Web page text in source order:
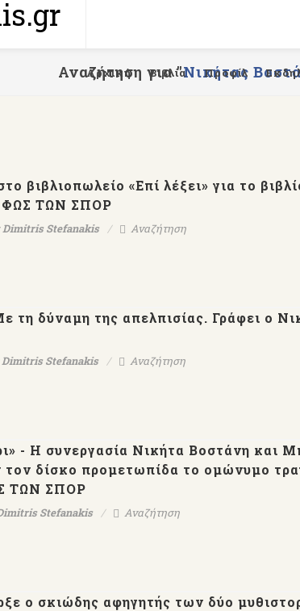
Αρχική Βιβλία Προφίλ
Αναζήτηση για "Νικήτας
βιβλιοπωλείο «Επί λέξει» για το
ΦΩΣ ΤΩΝ ΣΠΟΡ
Dimitris Stefanakis Αναζήτηση
τη δύναμη της απελπισίας. Γράφει ο
Dimitris Stefanakis Αναζήτηση
- Η συνεργασία Νικήτα Βοστάνη και
τον δίσκο προμετωπίδα το ομώνυμο
ΤΩΝ ΣΠΟΡ
Stefanakis Αναζήτηση
ο σκιώδης αφηγητής των δύο